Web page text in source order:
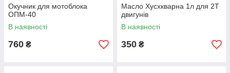
Окучник для мотоблока
ОПМ-40
В наявності
760 ₴
Масло Хусхкварна 1л для 2T
двигунів
В наявності
350 ₴